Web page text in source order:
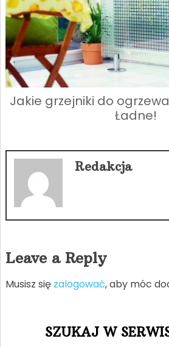
Jakie grzejniki do
Ładne!
Redakcja
Leave a Reply
Musisz się zalogować, aby móc
SZUKAJ W